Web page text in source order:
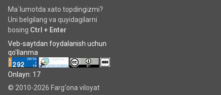
Ma`lumotda xato topdingizmi?
Uni belgilang va quyidagilarni
bosing Ctrl + Enter
Veb-saytdan foydalanish uchun
qo'llanma
Onlayn: 17
© 2010-2026 Farg‘ona viloyat